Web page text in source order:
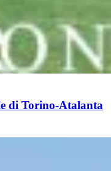
di Torino-Atalanta